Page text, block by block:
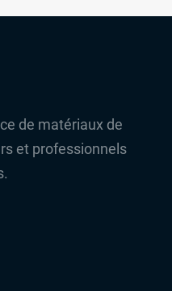
de matériaux de
et professionnels